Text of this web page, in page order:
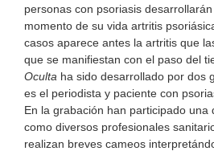
personas con psoriasis
momento de su vida artritis
casos aparece antes la artritis que
que se manifiestan con el paso del
Oculta ha sido desarrollado por dos
es el periodista y paciente con
En la grabación han participado una
como diversos profesionales
realizan breves cameos